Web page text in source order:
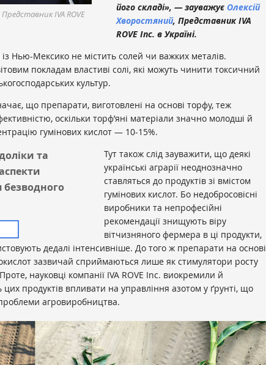
IVA ROVE
його складі», — зауважує Олексій
Хворостяний, Представник IVA
ROVE Inc. в Україні.
із Нью-Мексико не містить солей чи важких металів.
покладам властиві солі, які можуть чинити токсичний
культур.
що препарати, виготовлені на основі торфу, теж
оскільки торф’яні матеріали значно молодші й
гумінових кислот — 10-15%.
та
безводного
Тут також слід зауважити, що деякі
українські аграрії неоднозначно
ставляться до продуктів зі вмістом
гумінових кислот. Бо недобросовісні
виробники та непрофесійні
рекомендації знищують віру
вітчизняного фермера в ці продукти,
дедалі інтенсивніше. До того ж препарати на основі
зазвичай сприймаються лише як стимулятори росту
науковці компанії IVA ROVE Inc. виокремили й
цих продуктів впливати на управління азотом у ґрунті, що
агровиробництва.